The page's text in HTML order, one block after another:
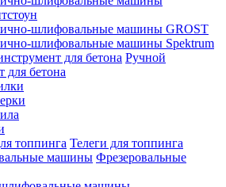
шлифовальные машины GROST
шлифовальные машины Spektrum
Ручной
для бетона
Телеги для топпинга
Фрезеровальные